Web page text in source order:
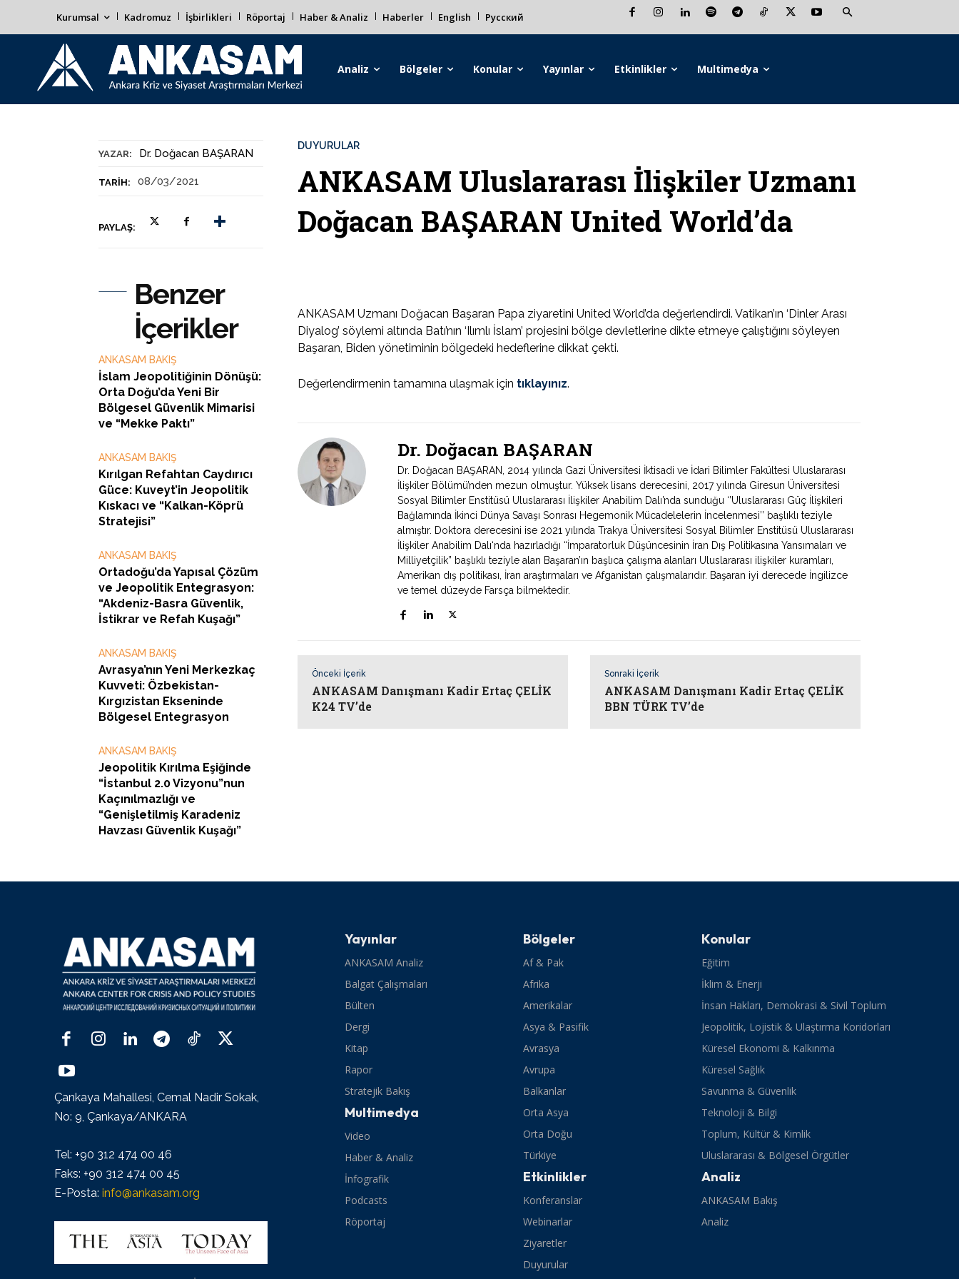
Kurumsal Kadromuz İşbirlikleri Röportaj Haber & Analiz Haberler English Русский
Analiz Bölgeler Konular Yayınlar Etkinlikler Multimedya
YAZAR: Dr. Doğacan BAŞARAN
TARIH: 08/03/2021
PAYLAŞ:
DUYURULAR
ANKASAM Uluslararası İlişkiler Uzmanı
Doğacan BAŞARAN United World’da
Benzer
İçerikler
ANKASAM BAKIŞ
İslam Jeopolitiğinin Dönüşü:
Orta Doğu’da Yeni Bir
Bölgesel Güvenlik Mimarisi
ve “Mekke Paktı”
ANKASAM BAKIŞ
Kırılgan Refahtan Caydırıcı
Güce: Kuveyt’in Jeopolitik
Kıskacı ve “Kalkan-Köprü
Stratejisi”
ANKASAM BAKIŞ
Ortadoğu’da Yapısal Çözüm
ve Jeopolitik Entegrasyon:
“Akdeniz-Basra Güvenlik,
İstikrar ve Refah Kuşağı”
ANKASAM BAKIŞ
Avrasya’nın Yeni Merkezkaç
Kuvveti: Özbekistan-
Kırgızistan Ekseninde
Bölgesel Entegrasyon
ANKASAM BAKIŞ
Jeopolitik Kırılma Eşiğinde
“İstanbul 2.0 Vizyonu”nun
Kaçınılmazlığı ve
“Genişletilmiş Karadeniz
Havzası Güvenlik Kuşağı”
ANKASAM Uzmanı Doğacan Başaran Papa ziyaretini United World’da değerlendirdi. Vatikan’ın ‘Dinler Arası
Diyalog’ söylemi altında Batı’nın ‘Ilımlı İslam’ projesini bölge devletlerine dikte etmeye çalıştığını söyleyen
Başaran, Biden yönetiminin bölgedeki hedeflerine dikkat çekti.
Değerlendirmenin tamamına ulaşmak için tıklayınız.
Dr. Doğacan BAŞARAN
Dr. Doğacan BAŞARAN, 2014 yılında Gazi Üniversitesi İktisadi ve İdari Bilimler Fakültesi Uluslararası
İlişkiler Bölümü’nden mezun olmuştur. Yüksek lisans derecesini, 2017 yılında Giresun Üniversitesi
Sosyal Bilimler Enstitüsü Uluslararası İlişkiler Anabilim Dalı’nda sunduğu ‘’Uluslararası Güç İlişkileri
Bağlamında İkinci Dünya Savaşı Sonrası Hegemonik Mücadelelerin İncelenmesi’’ başlıklı teziyle
almıştır. Doktora derecesini ise 2021 yılında Trakya Üniversitesi Sosyal Bilimler Enstitüsü Uluslararası
İlişkiler Anabilim Dalı‘nda hazırladığı “İmparatorluk Düşüncesinin İran Dış Politikasına Yansımaları ve
Milliyetçilik” başlıklı teziyle alan Başaran’ın başlıca çalışma alanları Uluslararası ilişkiler kuramları,
Amerikan dış politikası, İran araştırmaları ve Afganistan çalışmalarıdır. Başaran iyi derecede İngilizce
ve temel düzeyde Farsça bilmektedir.
Önceki İçerik
ANKASAM Danışmanı Kadir Ertaç ÇELİK
K24 TV’de
Sonraki İçerik
ANKASAM Danışmanı Kadir Ertaç ÇELİK
BBN TÜRK TV’de
Çankaya Mahallesi, Cemal Nadir Sokak,
No: 9, Çankaya/ANKARA
Tel: +90 312 474 00 46
Faks: +90 312 474 00 45
E-Posta: info@ankasam.org
Yayınlar
ANKASAM Analiz
Balgat Çalışmaları
Bülten
Dergi
Kitap
Rapor
Stratejik Bakış
Multimedya
Video
Haber & Analiz
İnfografik
Podcasts
Röportaj
Bölgeler
Af & Pak
Afrika
Amerikalar
Asya & Pasifik
Avrasya
Avrupa
Balkanlar
Orta Asya
Orta Doğu
Türkiye
Etkinlikler
Konferanslar
Webinarlar
Ziyaretler
Duyurular
Konular
Eğitim
İklim & Enerji
İnsan Hakları, Demokrasi & Sivil Toplum
Jeopolitik, Lojistik & Ulaştırma Koridorları
Küresel Ekonomi & Kalkınma
Küresel Sağlık
Savunma & Güvenlik
Teknoloji & Bilgi
Toplum, Kültür & Kimlik
Uluslararası & Bölgesel Örgütler
Analiz
ANKASAM Bakış
Analiz